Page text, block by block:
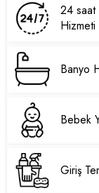
24
Hizmeti
Banyo
Bebek
Giriş